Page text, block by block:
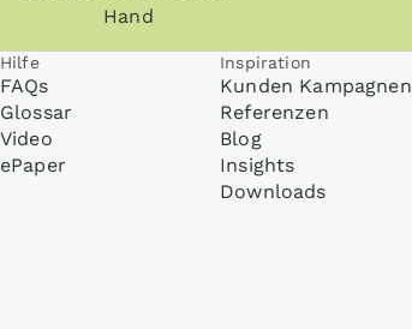
Hand
Hilfe
FAQs
Glossar
Video
ePaper
Inspiration
Kunden Kampagnen
Referenzen
Blog
Insights
Downloads